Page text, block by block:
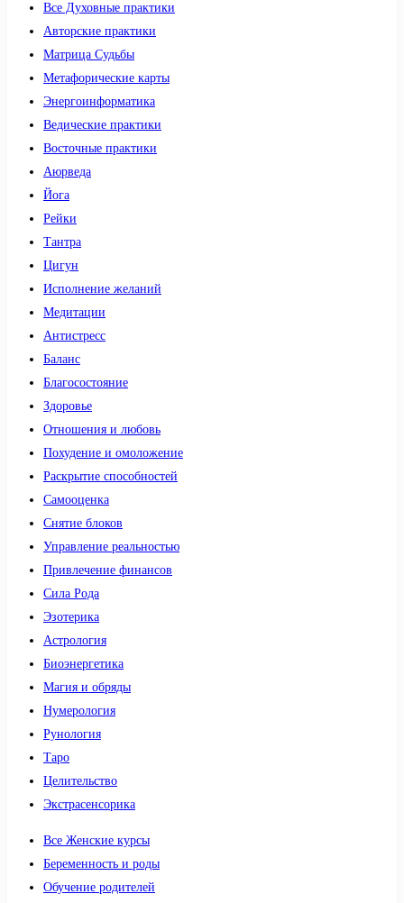
Все Духовные практики
Авторские практики
Матрица Судьбы
Метафорические карты
Энергоинформатика
Ведические практики
Восточные практики
Аюрведа
Йога
Рейки
Тантра
Цигун
Исполнение желаний
Медитации
Антистресс
Баланс
Благосостояние
Здоровье
Отношения и любовь
Похудение и омоложение
Раскрытие способностей
Самооценка
Снятие блоков
Управление реальностью
Привлечение финансов
Сила Рода
Эзотерика
Астрология
Биоэнергетика
Магия и обряды
Нумерология
Рунология
Таро
Целительство
Экстрасенсорика
Все Женские курсы
Беременность и роды
Обучение родителей